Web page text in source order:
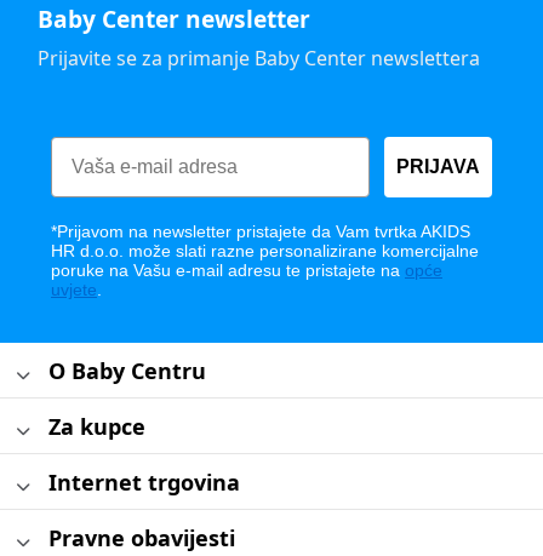
Baby Center newsletter
Prijavite se za primanje Baby Center newslettera
PRIJAVA
*Prijavom na newsletter pristajete da Vam tvrtka AKIDS
HR d.o.o. može slati razne personalizirane komercijalne
poruke na Vašu e-mail adresu te pristajete na opće
uvjete
O Baby Centru
Za kupce
Internet trgovina
Pravne obavijesti